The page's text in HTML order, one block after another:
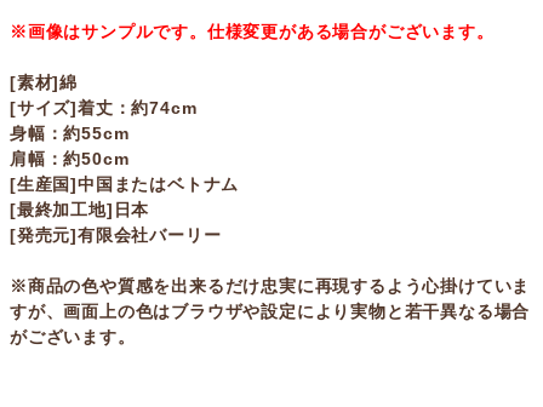
※画像はサンプルです。仕様変更がある場合がございます。
[素材]綿
[サイズ]着丈：約74cm
身幅：約55cm
肩幅：約50cm
[生産国]中国またはベトナム
[最終加工地]日本
[発売元]有限会社バーリー
※商品の色や質感を出来るだけ忠実に再現するよう心掛けていま
すが、画面上の色はブラウザや設定により実物と若干異なる場合
がございます。